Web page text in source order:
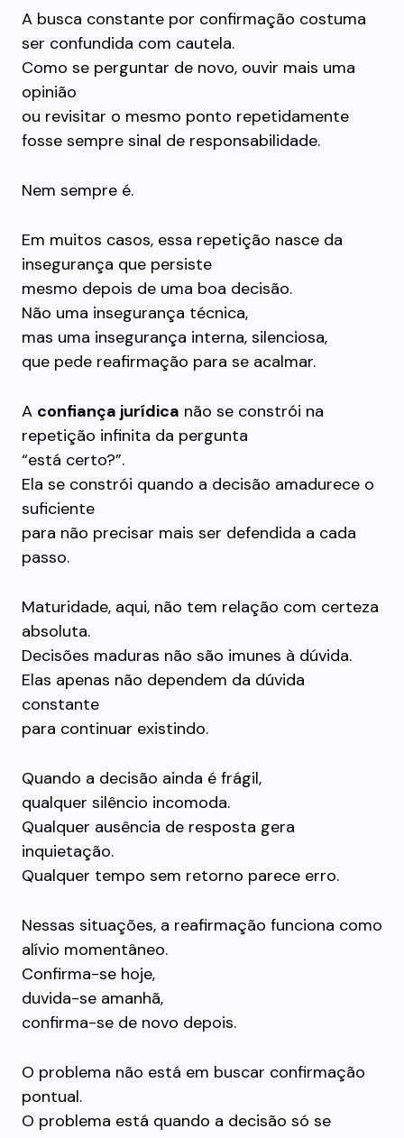
A busca constante por confirmação costuma
ser confundida com cautela.
Como se perguntar de novo, ouvir mais uma
opinião
ou revisitar o mesmo ponto repetidamente
fosse sempre sinal de responsabilidade.
Nem sempre é.
Em muitos casos, essa repetição nasce da
insegurança que persiste
mesmo depois de uma boa decisão.
Não uma insegurança técnica,
mas uma insegurança interna, silenciosa,
que pede reafirmação para se acalmar.
A confiança jurídica não se constrói na
repetição infinita da pergunta
“está certo?”.
Ela se constrói quando a decisão amadurece o
suficiente
para não precisar mais ser defendida a cada
passo.
Maturidade, aqui, não tem relação com certeza
absoluta.
Decisões maduras não são imunes à dúvida.
Elas apenas não dependem da dúvida
constante
para continuar existindo.
Quando a decisão ainda é frágil,
qualquer silêncio incomoda.
Qualquer ausência de resposta gera
inquietação.
Qualquer tempo sem retorno parece erro.
Nessas situações, a reafirmação funciona como
alívio momentâneo.
Confirma-se hoje,
duvida-se amanhã,
confirma-se de novo depois.
O problema não está em buscar confirmação
pontual.
O problema está quando a decisão só se